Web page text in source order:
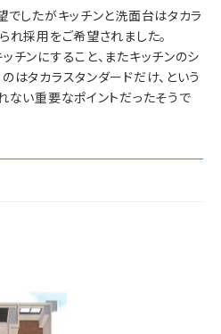
でしたがキッチンと洗面台はタカラ
れ採用をご希望されました。
チンにすること、またキッチンのシ
はタカラスタンダードだけ、という
ない重要なポイントだったそうで